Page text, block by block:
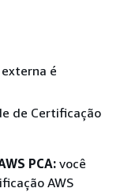
é
de Certificação
PCA:você
AWS